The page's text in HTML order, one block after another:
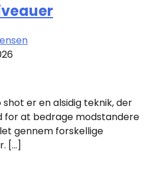
er en alsidig teknik, der
for at bedrage modstandere
gennem forskellige
[…]